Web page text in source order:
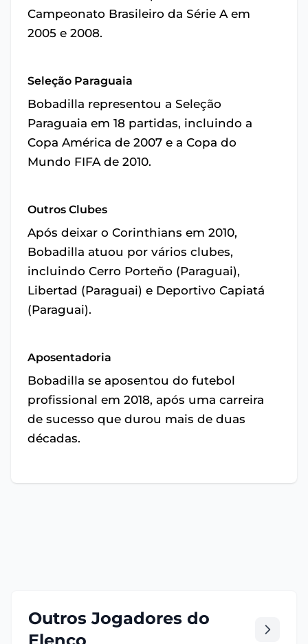
Campeonato Brasileiro da Série A em
2005 e 2008.
Seleção Paraguaia
Bobadilla representou a Seleção
Paraguaia em 18 partidas, incluindo a
Copa América de 2007 e a Copa do
Mundo FIFA de 2010.
Outros Clubes
Após deixar o Corinthians em 2010,
Bobadilla atuou por vários clubes,
incluindo Cerro Porteño (Paraguai),
Libertad (Paraguai) e Deportivo Capiatá
(Paraguai).
Aposentadoria
Bobadilla se aposentou do futebol
profissional em 2018, após uma carreira
de sucesso que durou mais de duas
décadas.
Outros Jogadores do
Elenco